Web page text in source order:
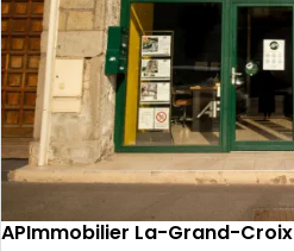
APImmobilier La-Grand-Croix